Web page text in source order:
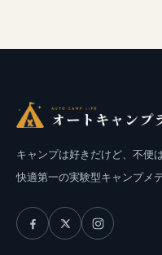
キャンプは好きだけど、不便は
快適第一の実験型キャンプメデ